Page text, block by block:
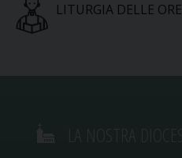
LITURGIA DELLE ORE